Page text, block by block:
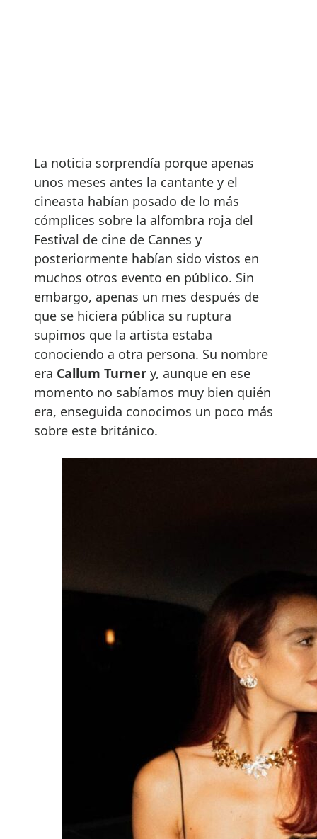
La noticia sorprendía porque apenas
unos meses antes la cantante y el
cineasta habían posado de lo más
cómplices sobre la alfombra roja del
Festival de cine de Cannes y
posteriormente habían sido vistos en
muchos otros evento en público. Sin
embargo, apenas un mes después de
que se hiciera pública su ruptura
supimos que la artista estaba
conociendo a otra persona. Su nombre
era Callum Turner y, aunque en ese
momento no sabíamos muy bien quién
era, enseguida conocimos un poco más
sobre este británico.